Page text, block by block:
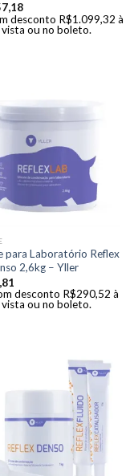
desconto R$1.099,32 à
vista ou no boleto.
para Laboratório Reflex
2,6kg – Yller
desconto R$290,52 à
vista ou no boleto.